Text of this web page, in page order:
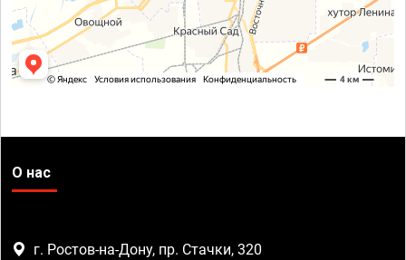
О нас
г. Ростов-на-Дону, пр. Стачки, 320